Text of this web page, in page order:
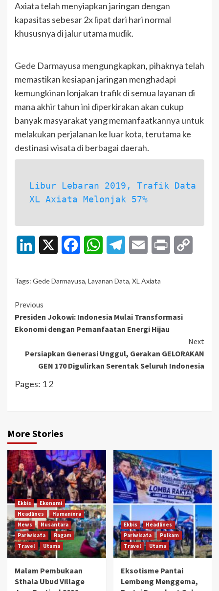
Axiata telah menyiapkan jaringan dengan
kapasitas sebesar 2x lipat dari hari normal
khususnya di jalur utama mudik.
Gede Darmayusa mengungkapkan, pihaknya telah
memastikan kesiapan jaringan menghadapi
kemungkinan lonjakan trafik di semua layanan di
mana akhir tahun ini diperkirakan akan cukup
banyak masyarakat yang memanfaatkannya untuk
melakukan perjalanan ke luar kota, terutama ke
destinasi wisata di berbagai daerah.
Libur Lebaran 2019, Trafik Data
XL Axiata Melonjak 57%
LinkedIn FacebookWhatsAppTelegramEmail Print
Tags: Gede Darmayusa, Layanan Data, XL Axiata
Continue
Reading
Previous
Presiden Jokowi: Indonesia Mulai Transformasi
Ekonomi dengan Pemanfaatan Energi Hijau
Next
Persiapkan Generasi Unggul, Gerakan GELORAKAN
GEN 170 Digulirkan Serentak Seluruh Indonesia
Pages: 12
More Stories
Ekbis
Ekonomi
Headlines
Humaniora
News
Nusantara
Pariwisata
Ragam
Travel
Utama
Malam Pembukaan
Sthala Ubud Village
Ekbis
Headlines
Pariwisata
Polkam
Travel
Utama
Eksotisme Pantai
Lembeng Menggema,